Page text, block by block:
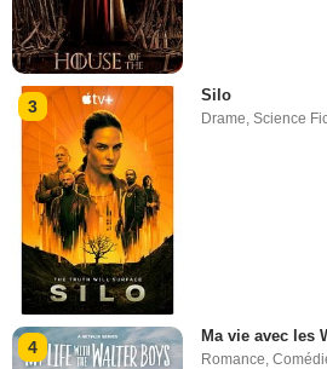
3
Silo
Drame,Science
4
Ma vie avec les
Romance ,